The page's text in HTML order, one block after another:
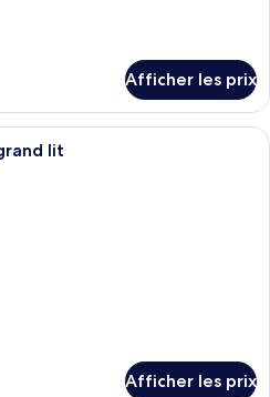
Afficher les prix
Une chambre d’hôtel avec un
lit
Afficher les prix